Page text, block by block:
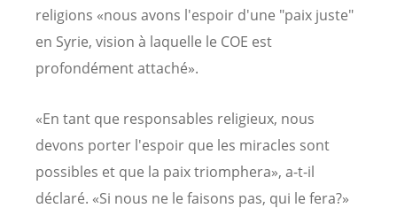
religions «nous avons l'espoir d'une "paix juste"
en Syrie, vision à laquelle le COE est
profondément attaché».
«En tant que responsables religieux, nous
devons porter l'espoir que les miracles sont
possibles et que la paix triomphera», a-t-il
déclaré. «Si nous ne le faisons pas, qui le fera?»